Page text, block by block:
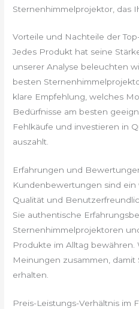
Sternenhimmelprojektor, das
Vorteile und Nachteile der
Jedes Produkt hat seine
unserer Analyse beleuchten
besten
klare Empfehlung, welches
Bedürfnisse am besten
Fehlkäufe und investieren in
auszahlt.
Erfahrungen und
Kundenbewertungen sind
Qualität und
Sie authentische
Sternenhimmelprojektoren
Produkte im Alltag bewähren.
Meinungen zusammen, damit
erhalten.
Preis-Leistungs-Verhältnis im